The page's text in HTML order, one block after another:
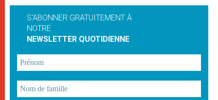
S'ABONNER GRATUITEMENT À
NOTRE
NEWSLETTER QUOTIDIENNE